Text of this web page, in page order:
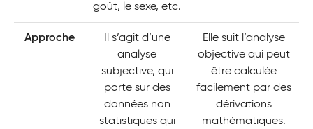
goût, le sexe, etc.
Approche
Il s’agit d’une
analyse
subjective, qui
porte sur des
données non
statistiques qui
Elle suit l’analyse
objective qui peut
être calculée
facilement par des
dérivations
mathématiques.